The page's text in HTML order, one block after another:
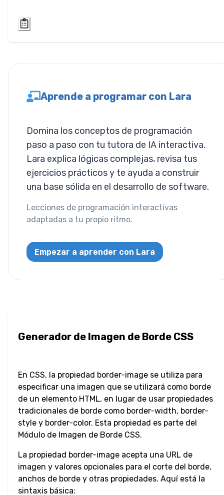
Cursor
Text
Tamaño de
Espaciado de
Desbordamiento
Tamaño de
Tabulación
Alineación de
Texto
Decoración de
Texto
Sangría de
Texto
Espacio en
Blanco
Corte de
Palabra
Espaciado de
Palabras
Aprende a programar con Lara
Domina los conceptos de programación
paso a paso con tu tutora de IA interactiva.
Lara explica lógicas complejas, revisa tus
ejercicios prácticos y te ayuda a construir
una base sólida en el desarrollo de software.
Lecciones de programación interactivas
adaptadas a tu propio ritmo.
Empezar a aprender con Lara
Generador de Imagen de Borde CSS
En CSS, la propiedad border-image se utiliza para
especificar una imagen que se utilizará como borde
de un elemento HTML, en lugar de usar propiedades
tradicionales de borde como border-width, border-
style y border-color. Esta propiedad es parte del
Módulo de Imagen de Borde CSS.
La propiedad border-image acepta una URL de
imagen y valores opcionales para el corte del borde,
anchos de borde y otras propiedades. Aquí está la
sintaxis básica: